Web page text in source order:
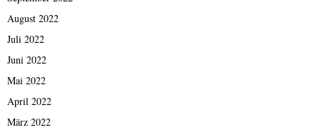
August 2022
Juli 2022
Juni 2022
Mai 2022
April 2022
März 2022